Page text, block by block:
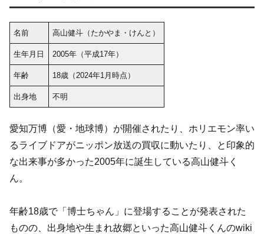
名前 高山健斗（たかやま・けんと）
生年月日 2005年（平成17年）
年齢 18歳（2024年1月時点）
出身地 不明
愛知万博（愛・地球博）が開催されたり、ホリエモン率い
るライブドアがニッポン放送の買収に動いたり、と印象的
な出来事が多かった2005年に誕生している高山健斗く
ん。
年齢18歳で「博士ちゃん」に登場することが発表された
ものの、出身地や生まれ故郷といった高山健斗くんのwiki